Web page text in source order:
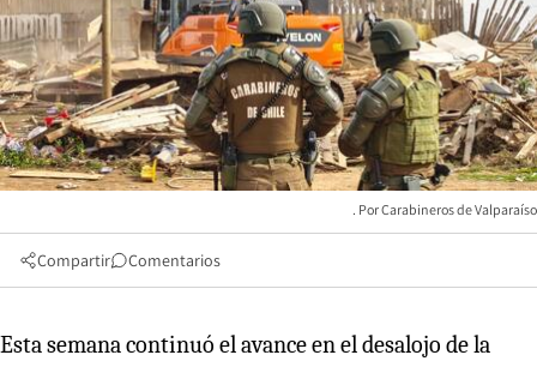
Carabineros de Valparaíso
Compartir Comentarios
Esta semana continuó el avance en el desalojo de la